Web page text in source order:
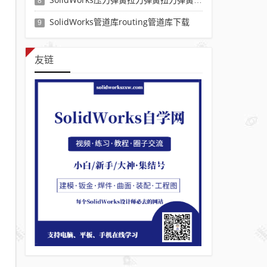
9 SolidWorks管道库routing管道库下载
友链